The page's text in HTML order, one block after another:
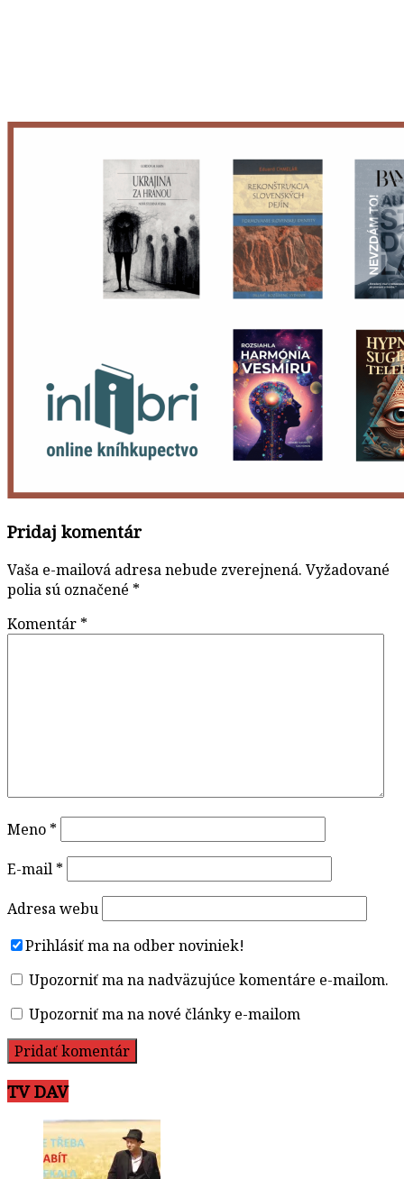
Pridaj komentár
Vaša e-mailová adresa nebude zverejnená. Vyžadované
polia sú označené *
Komentár *
Meno *
E-mail *
Adresa webu
Prihlásiť ma na odber noviniek!
Upozorniť ma na nadväzujúce komentáre e-mailom.
Upozorniť ma na nové články e-mailom
TV DAV